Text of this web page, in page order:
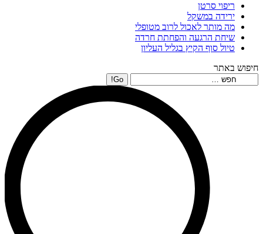
ריפוי סרטן
ירידה במשקל
מה מותר לאכול לרוב מטופלי
שיחת הרגעה והפחתת חרדה
טיול סוף הקיץ בגליל העליון
חיפוש באתר
Search: